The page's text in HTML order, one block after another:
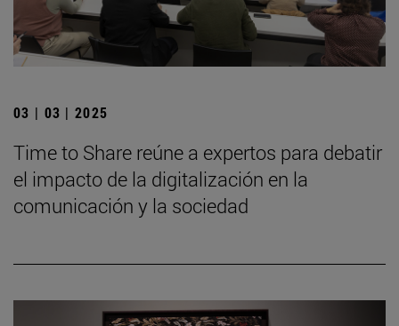
03 | 03 | 2025
Time to Share reúne a expertos para debatir
el impacto de la digitalización en la
comunicación y la sociedad